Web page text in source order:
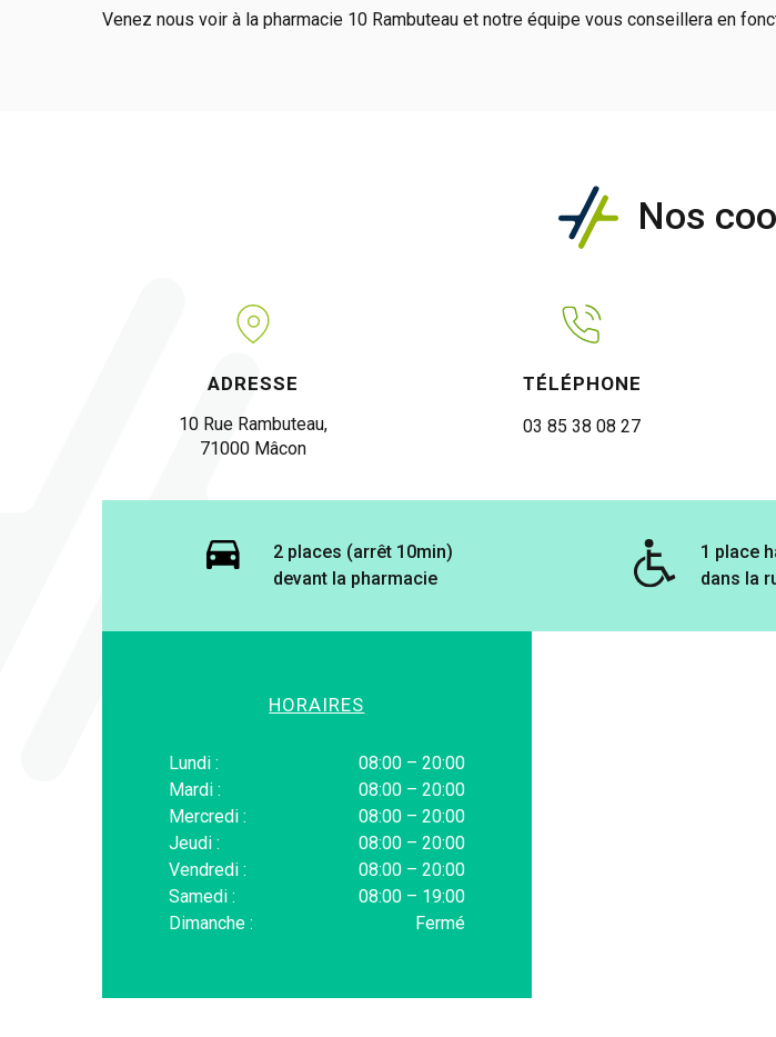
Venez nous voir à la pharmacie 10 Rambuteau et notre équipe vous conseillera en
Nos
ADRESSE
10 Rue Rambuteau,
71000 Mâcon
TÉLÉPHONE
03 85 38 08 27
2 places (arrêt 10min)
devant la pharmacie
1 place
dans la
HORAIRES
Lundi :
08:00 – 20:00
Mardi :
08:00 – 20:00
Mercredi :
08:00 – 20:00
Jeudi :
08:00 – 20:00
Vendredi :
08:00 – 20:00
Samedi :
08:00 – 19:00
Dimanche :
Fermé